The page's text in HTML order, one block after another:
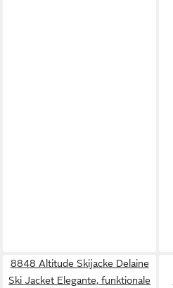
8848 Altitude Skijacke Delaine
Ski Jacket Elegante, funktionale